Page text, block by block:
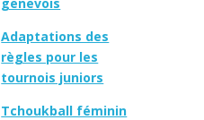
Adaptations des
règles pour les
tournois juniors
Tchoukball féminin